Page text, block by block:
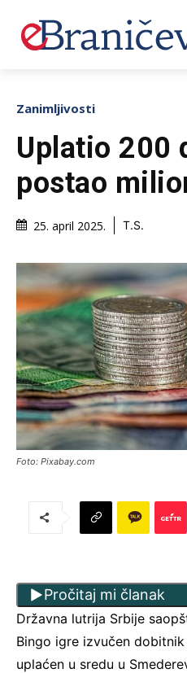
Zanimljivosti
Uplatio 200
postao
25. april 2025. T.S.
Foto: Pixabay.com
Pročitaj mi članak
Državna lutrija Srbije
Bingo igre izvučen
uplaćen u sredu u